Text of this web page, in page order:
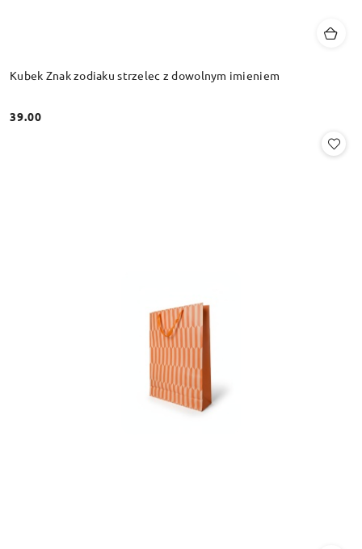
Kubek Znak zodiaku strzelec z dowolnym imieniem
Cena:
39.00